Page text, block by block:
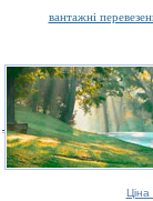
вантажні
Ціна